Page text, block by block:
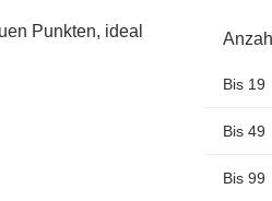
Anzahl
Bis 19
Bis 49
Bis 99